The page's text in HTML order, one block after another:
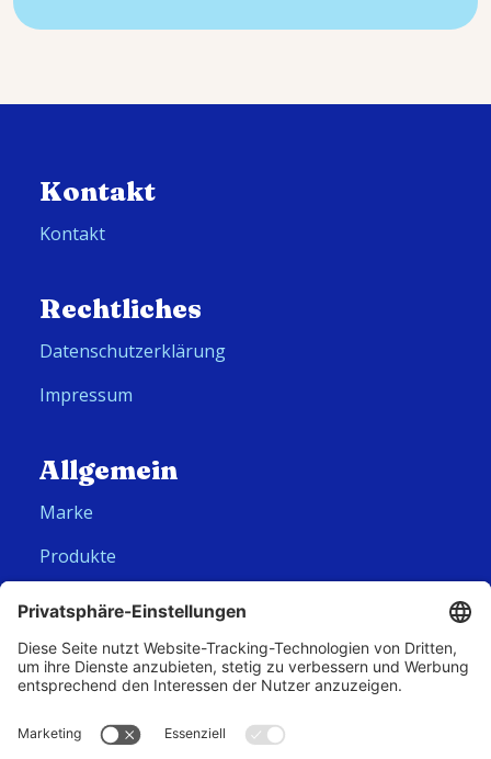
Kontakt
Kontakt
Rechtliches
Datenschutzerklärung
Impressum
Allgemein
Marke
Produkte
Folge uns